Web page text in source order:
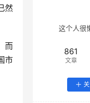
然
而
市
这个人很
861
文章